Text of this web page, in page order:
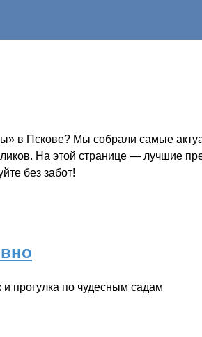
в Пскове? Мы собрали самые
На этой странице — лучшие
без забот!
и прогулка по чудесным садам